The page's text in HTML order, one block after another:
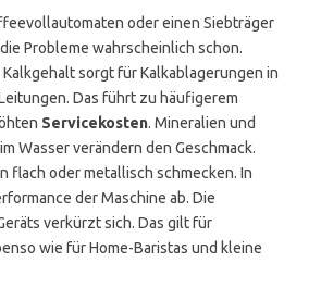
oder einen Siebträger
Probleme wahrscheinlich schon.
sorgt für Kalkablagerungen in
Das führt zu häufigerem
Servicekosten. Mineralien und
Wasser verändern den Geschmack.
flach oder metallisch schmecken. In
der Maschine ab. Die
verkürzt sich. Das gilt für
wie für Home-Baristas und kleine